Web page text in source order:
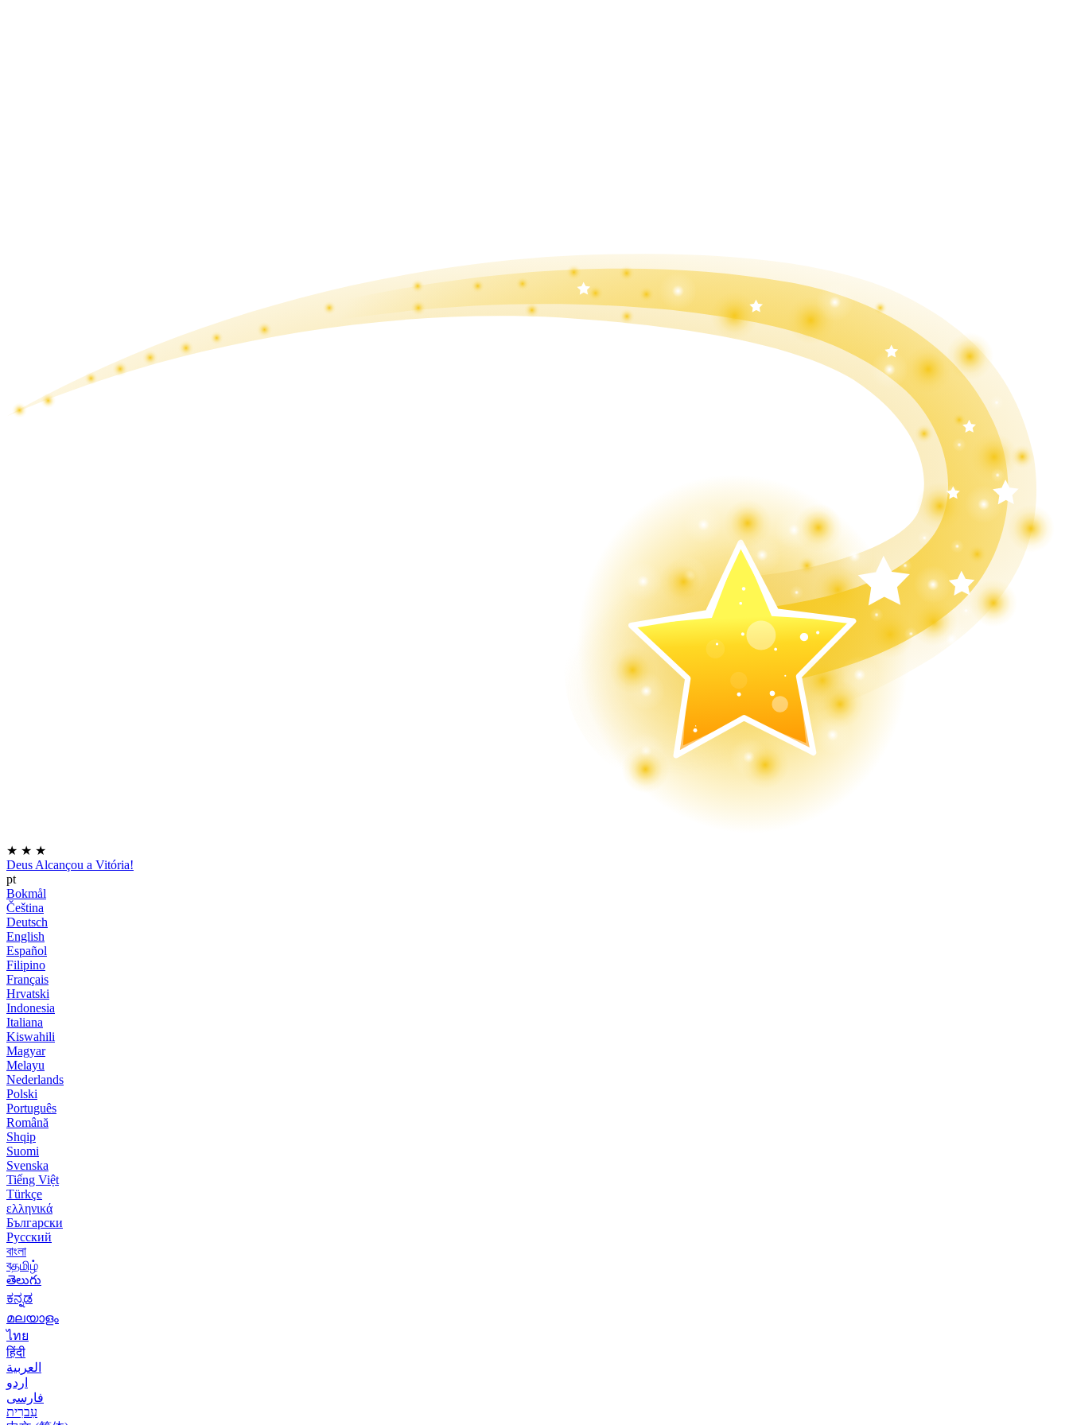
★ ★ ★
Deus Alcançou a Vitória!
pt
Bokmål
Čeština
Deutsch
English
Español
Filipino
Français
Hrvatski
Indonesia
Italiana
Kiswahili
Magyar
Melayu
Nederlands
Polski
Português
Română
Shqip
Suomi
Svenska
Tiếng Việt
Türkçe
ελληνικά
Български
Русский
বাংলা
বதமிழ்
తెలుగు
ಕನ್ನಡ
മലയാളം
ไทย
हिंदी
العربية
اردو
فارسی
עִברִית